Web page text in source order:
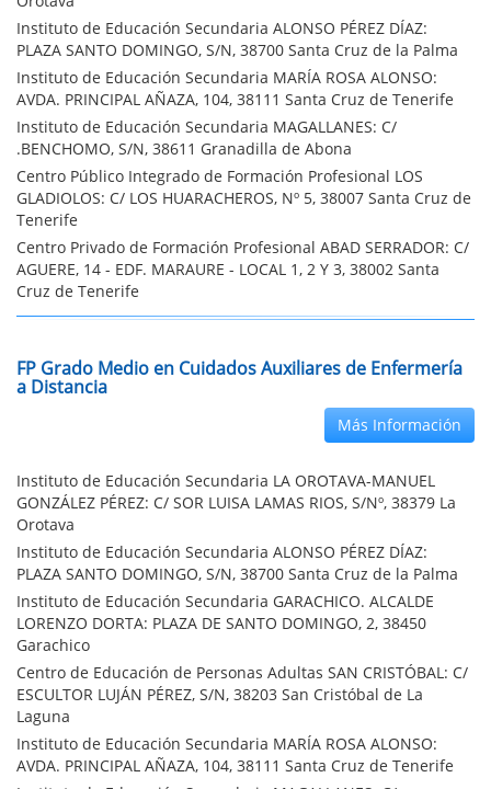
Instituto de Educación Secundaria ALONSO PÉREZ DÍAZ:
PLAZA SANTO DOMINGO, S/N, 38700 Santa Cruz de la Palma
Instituto de Educación Secundaria MARÍA ROSA ALONSO:
AVDA. PRINCIPAL AÑAZA, 104, 38111 Santa Cruz de Tenerife
Instituto de Educación Secundaria MAGALLANES: C/
.BENCHOMO, S/N, 38611 Granadilla de Abona
Centro Público Integrado de Formación Profesional LOS
GLADIOLOS: C/ LOS HUARACHEROS, Nº 5, 38007 Santa Cruz de
Tenerife
Centro Privado de Formación Profesional ABAD SERRADOR: C/
AGUERE, 14 - EDF. MARAURE - LOCAL 1, 2 Y 3, 38002 Santa
Cruz de Tenerife
FP Grado Medio en Cuidados Auxiliares de Enfermería
a Distancia
Más Información
Instituto de Educación Secundaria LA OROTAVA-MANUEL
GONZÁLEZ PÉREZ: C/ SOR LUISA LAMAS RIOS, S/Nº, 38379 La
Orotava
Instituto de Educación Secundaria ALONSO PÉREZ DÍAZ:
PLAZA SANTO DOMINGO, S/N, 38700 Santa Cruz de la Palma
Instituto de Educación Secundaria GARACHICO. ALCALDE
LORENZO DORTA: PLAZA DE SANTO DOMINGO, 2, 38450
Garachico
Centro de Educación de Personas Adultas SAN CRISTÓBAL: C/
ESCULTOR LUJÁN PÉREZ, S/N, 38203 San Cristóbal de La
Laguna
Instituto de Educación Secundaria MARÍA ROSA ALONSO:
AVDA. PRINCIPAL AÑAZA, 104, 38111 Santa Cruz de Tenerife